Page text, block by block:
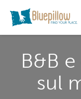
B&B
sul